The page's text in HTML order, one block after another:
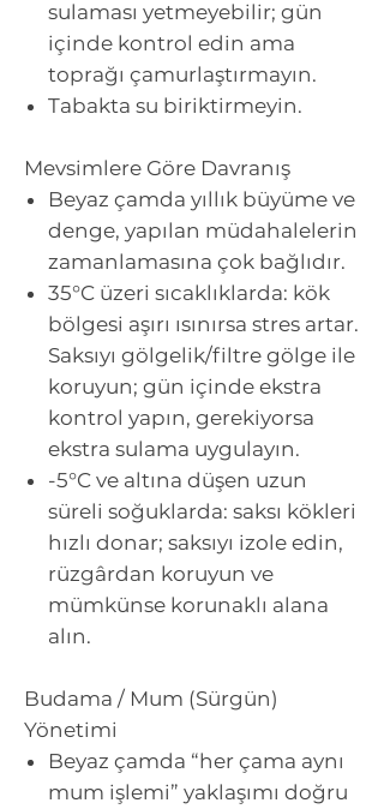
sulaması yetmeyebilir; gün
içinde kontrol edin ama
toprağı çamurlaştırmayın.
Tabakta su biriktirmeyin.
Mevsimlere Göre Davranış
Beyaz çamda yıllık büyüme ve
denge, yapılan müdahalelerin
zamanlamasına çok bağlıdır.
35°C üzeri sıcaklıklarda: kök
bölgesi aşırı ısınırsa stres artar.
Saksıyı gölgelik/filtre gölge ile
koruyun; gün içinde ekstra
kontrol yapın, gerekiyorsa
ekstra sulama uygulayın.
-5°C ve altına düşen uzun
süreli soğuklarda: saksı kökleri
hızlı donar; saksıyı izole edin,
rüzgârdan koruyun ve
mümkünse korunaklı alana
alın.
Budama / Mum (Sürgün)
Yönetimi
Beyaz çamda “her çama aynı
mum işlemi” yaklaşımı doğru